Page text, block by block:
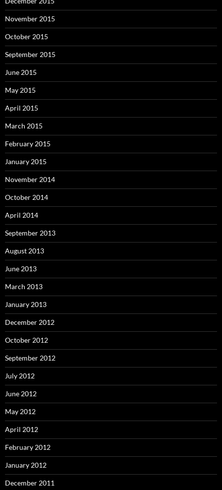
November 2015
October 2015
September 2015
June 2015
May 2015
April 2015
March 2015
February 2015
January 2015
November 2014
October 2014
April 2014
September 2013
August 2013
June 2013
March 2013
January 2013
December 2012
October 2012
September 2012
July 2012
June 2012
May 2012
April 2012
February 2012
January 2012
December 2011